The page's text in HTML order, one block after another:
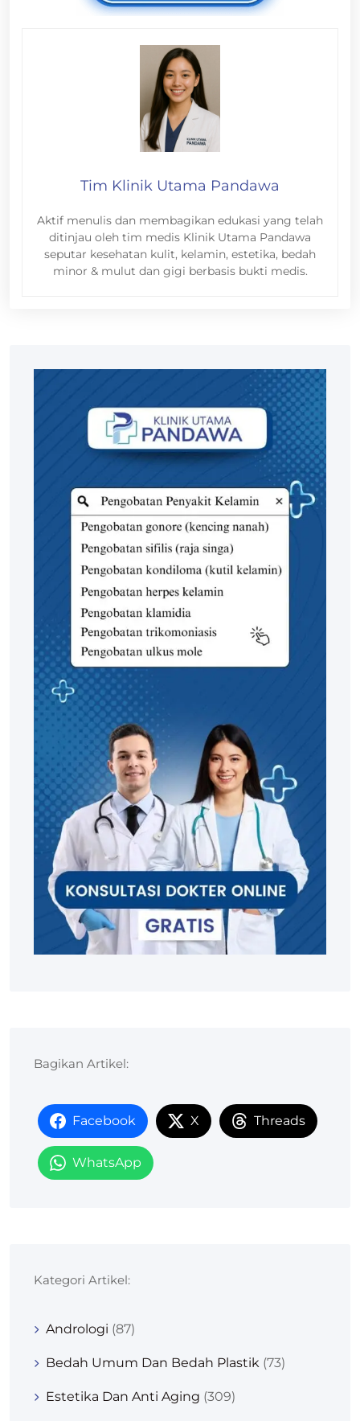
Tim Klinik Utama Pandawa
Aktif menulis dan membagikan edukasi yang telah
ditinjau oleh tim medis Klinik Utama Pandawa
seputar kesehatan kulit, kelamin, estetika, bedah
minor & mulut dan gigi berbasis bukti medis.
Bagikan Artikel:
Facebook X Threads
WhatsApp
Kategori Artikel:
Andrologi (87)
Bedah Umum Dan Bedah Plastik (73)
Estetika Dan Anti Aging (309)